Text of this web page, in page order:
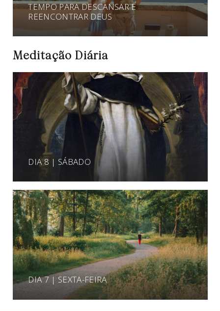
TEMPO PARA DESCANSAR E
REENCONTRAR DEUS
Meditação Diária
DIA 8 | SÁBADO
DIA 7 | SEXTA-FEIRA